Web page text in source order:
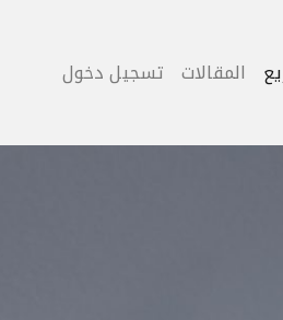
المقالات تسجيل دخول